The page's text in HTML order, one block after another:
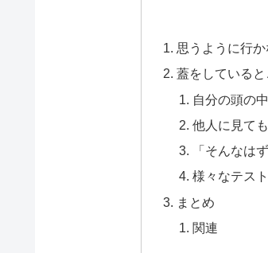
思うように行か
蓋をしている
自分の頭の
他人に見て
「そんなは
様々なテス
まとめ
関連